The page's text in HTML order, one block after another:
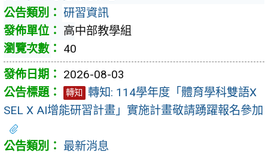
研習資訊
高中部教學組
40
2026-08-03
轉知
轉知: 114學年度「體育學科雙語X
SEL X AI增能研習計畫」實施計畫敬請踴躍報名參加
最新消息